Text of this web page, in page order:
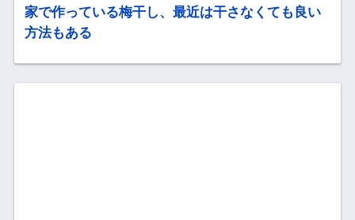
家で作っている梅干し、最近は干さなくても良い
方法もある